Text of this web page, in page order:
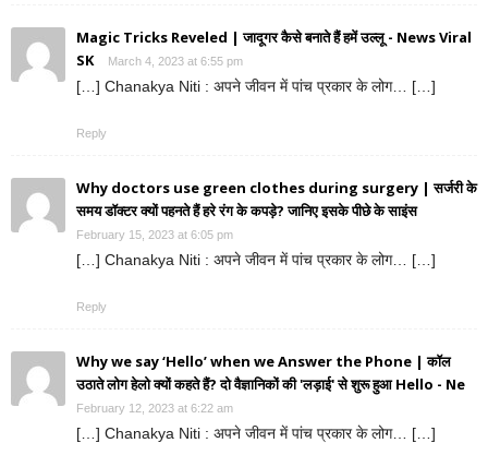
Magic Tricks Reveled | जादूगर कैसे बनाते हैं हमें उल्लू - News Viral
SK
March 4, 2023 at 6:55 pm
[…] Chanakya Niti : अपने जीवन में पांच प्रकार के लोग… […]
Reply
Why doctors use green clothes during surgery | सर्जरी के
समय डॉक्टर क्यों पहनते हैं हरे रंग के कपड़े? जानिए इसके पीछे के साइंस
February 15, 2023 at 6:05 pm
[…] Chanakya Niti : अपने जीवन में पांच प्रकार के लोग… […]
Reply
Why we say ‘Hello’ when we Answer the Phone | कॉल
उठाते लोग हेलो क्यों कहते हैं? दो वैज्ञानिकों की 'लड़ाई' से शुरू हुआ Hello - Ne
February 12, 2023 at 6:22 am
[…] Chanakya Niti : अपने जीवन में पांच प्रकार के लोग… […]